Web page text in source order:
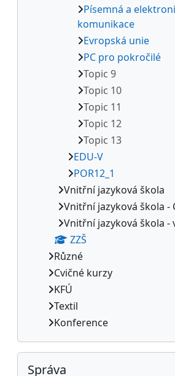
Písemná a
komunikace
Evropská unie
PC pro pokročilé
Topic 9
Topic 10
Topic 11
Topic 12
Topic 13
EDU-V
POR12_1
Vnitřní jazyková škola
Vnitřní jazyková škola -
Vnitřní jazyková škola -
ZZŠ
Různé
Cvičné kurzy
KFÚ
Textil
Konference
Přeskočit: Správa
Správa